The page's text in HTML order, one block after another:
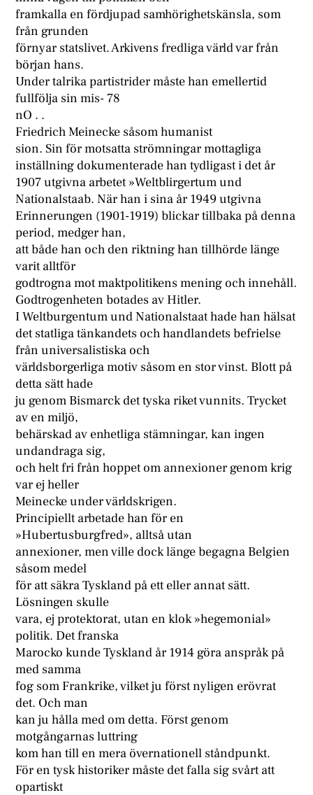
framkalla en fördjupad samhörighetskänsla, som
från grunden
förnyar statslivet. Arkivens fredliga värld var från
början hans.
Under talrika partistrider måste han emellertid
fullfölja sin mis- 78
nO . .
Friedrich Meinecke såsom humanist
sion. Sin för motsatta strömningar mottagliga
inställning dokumenterade han tydligast i det år
1907 utgivna arbetet »Weltblirgertum und
Nationalstaab. När han i sina år 1949 utgivna
Erinnerungen (1901-1919) blickar tillbaka på denna
period, medger han,
att både han och den riktning han tillhörde länge
varit alltför
godtrogna mot maktpolitikens mening och innehåll.
Godtrogenheten botades av Hitler.
I Weltburgentum und Nationalstaat hade han hälsat
det statliga tänkandets och handlandets befrielse
från universalistiska och
världsborgerliga motiv såsom en stor vinst. Blott på
detta sätt hade
ju genom Bismarck det tyska riket vunnits. Trycket
av en miljö,
behärskad av enhetliga stämningar, kan ingen
undandraga sig,
och helt fri från hoppet om annexioner genom krig
var ej heller
Meinecke under världskrigen.
Principiellt arbetade han för en
»Hubertusburgfred», alltså utan
annexioner, men ville dock länge begagna Belgien
såsom medel
för att säkra Tyskland på ett eller annat sätt.
Lösningen skulle
vara, ej protektorat, utan en klok »hegemonial»
politik. Det franska
Marocko kunde Tyskland år 1914 göra anspråk på
med samma
fog som Frankrike, vilket ju först nyligen erövrat
det. Och man
kan ju hålla med om detta. Först genom
motgångarnas luttring
kom han till en mera övernationell ståndpunkt.
För en tysk historiker måste det falla sig svårt att
opartiskt